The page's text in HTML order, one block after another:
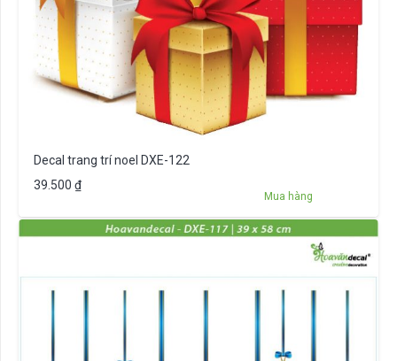
Decal trang trí noel DXE-122
39.500 ₫
Mua hàng